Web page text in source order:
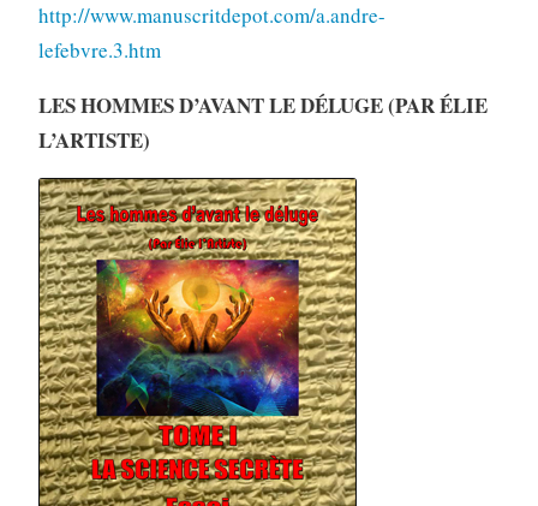
http://www.manuscritdepot.com/a.andre-
lefebvre.3.htm
LES HOMMES D’AVANT LE DÉLUGE (PAR ÉLIE
L’ARTISTE)